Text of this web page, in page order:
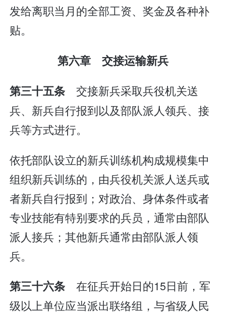
发给离职当月的全部工资、奖金及各种补
贴。
第六章 交接运输新兵
第三十五条 交接新兵采取兵役机关送
兵、新兵自行报到以及部队派人领兵、接
兵等方式进行。
依托部队设立的新兵训练机构成规模集中
组织新兵训练的，由兵役机关派人送兵或
者新兵自行报到；对政治、身体条件或者
专业技能有特别要求的兵员，通常由部队
派人接兵；其他新兵通常由部队派人领
兵。
第三十六条 在征兵开始日的15日前，军
级以上单位应当派出联络组，与省级人民